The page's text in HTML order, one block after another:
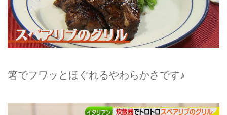
箸でフワッとほぐれるやわらかさです♪